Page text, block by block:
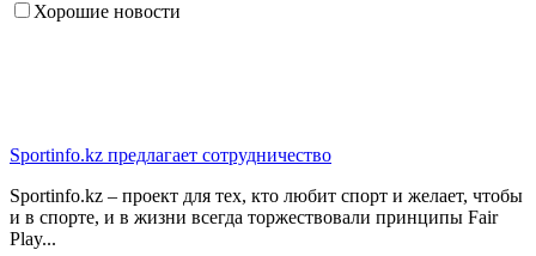
Хорошие новости
Sportinfo.kz предлагает сотрудничество
Sportinfo.kz – проект для тех, кто любит спорт и желает, чтобы
и в спорте, и в жизни всегда торжествовали принципы Fair
Play...